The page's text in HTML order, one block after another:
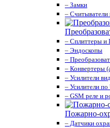
– Замки
– Считыватели
– Сплиттеры и
– Эндоскопы
–
– Конвертеры
– Усилители
– Усилители по
– GSM реле и
Пожарно-
– Датчики